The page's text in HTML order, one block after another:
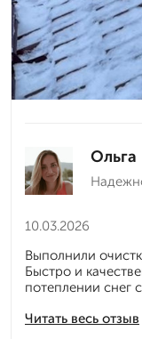
Ольга
10.03.2026
Читать весь отзыв
Выполнили
Быстро и
потеплении снег